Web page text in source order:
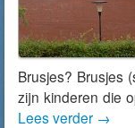
Brusjes? Brusjes
zijn kinderen die
Lees verder →